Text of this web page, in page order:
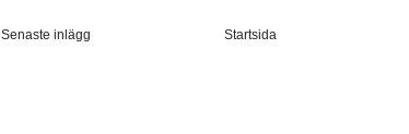
Senaste inlägg Startsida